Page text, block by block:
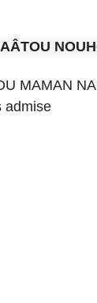
MAMAN
admise